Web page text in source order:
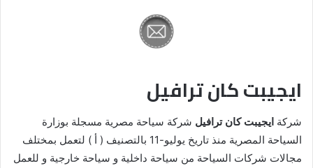
ايجيبت كان ترافيل
شركة ايجيبت كان ترافيل شركة سياحة مصرية مسجلة بوزارة
السياحة المصرية منذ تاريخ يوليو-11 بالتصنيف ( أ ) لتعمل بمختلف
مجالات شركات السياحة من سياحة داخلية و سياحة خارجية و للعمل